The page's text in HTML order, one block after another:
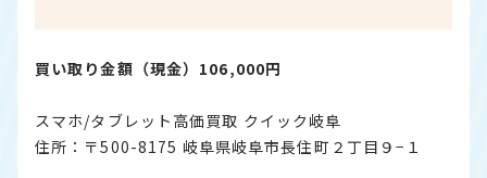
買い取り金額（現金）106,000円
スマホ/タブレット高価買取 クイック岐阜
住所：〒500-8175 岐阜県岐阜市長住町２丁目９−１